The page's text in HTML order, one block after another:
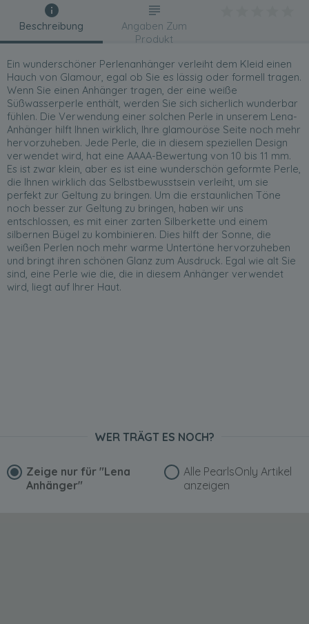
Beschreibung
Ein wunderschöner Perlenanhänger verleiht dem Kleid einen
Hauch von Glamour, egal ob Sie es lässig oder formell tragen.
Wenn Sie einen Anhänger tragen, der eine weiße
Süßwasserperle enthält, werden Sie sich sicherlich wunderbar
fühlen. Die Verwendung einer solchen Perle in unserem Lena-
Anhänger hilft Ihnen wirklich, Ihre glamouröse Seite noch mehr
hervorzuheben. Jede Perle, die in diesem speziellen Design
verwendet wird, hat eine AAAA-Bewertung von 10 bis 11 mm.
Es ist zwar klein, aber es ist eine wunderschön geformte Perle,
die Ihnen wirklich das Selbstbewusstsein verleiht, um sie
perfekt zur Geltung zu bringen. Um die erstaunlichen Töne
noch besser zur Geltung zu bringen, haben wir uns
entschlossen, es mit einer zarten Silberkette und einem
silbernen Bügel zu kombinieren. Dies hilft der Sonne, die
weißen Perlen noch mehr warme Untertöne hervorzuheben
und bringt ihren schönen Glanz zum Ausdruck. Egal wie alt Sie
sind, eine Perle wie die, die in diesem Anhänger verwendet
wird, liegt auf Ihrer Haut.
Angaben Zum
Produkt
WER TRÄGT ES NOCH?
Zeige nur für "Lena
Anhänger"
Alle PearlsOnly Artikel
anzeigen